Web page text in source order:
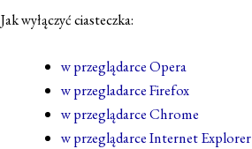
Jak wyłączyć ciasteczka:
w przeglądarce Opera
w przegladarce Firefox
w przeglądarce Chrome
w przeglądarce Internet Explorer